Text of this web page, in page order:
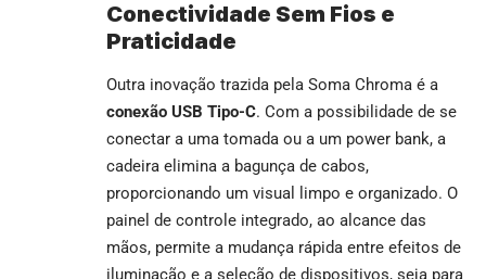
Conectividade Sem Fios e
Praticidade
Outra inovação trazida pela Soma Chroma é a
conexão USB Tipo-C. Com a possibilidade de se
conectar a uma tomada ou a um power bank, a
cadeira elimina a bagunça de cabos,
proporcionando um visual limpo e organizado. O
painel de controle integrado, ao alcance das
mãos, permite a mudança rápida entre efeitos de
iluminação e a seleção de dispositivos, seja para